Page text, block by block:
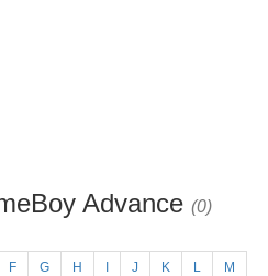
Advance (0)
F G H J K L M